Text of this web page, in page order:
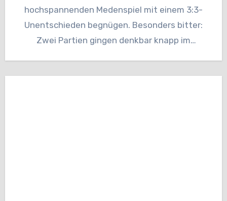
hochspannenden Medenspiel mit einem 3:3-
Unentschieden begnügen. Besonders bitter:
Zwei Partien gingen denkbar knapp im